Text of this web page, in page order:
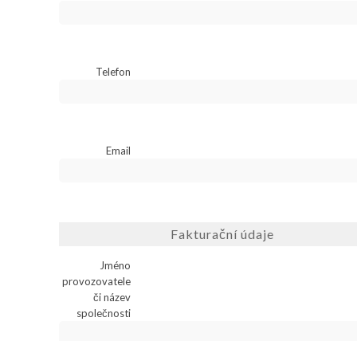
Telefon
Email
Fakturační údaje
Jméno
provozovatele
či název
společnosti